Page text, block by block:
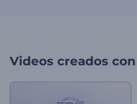
Videos creados